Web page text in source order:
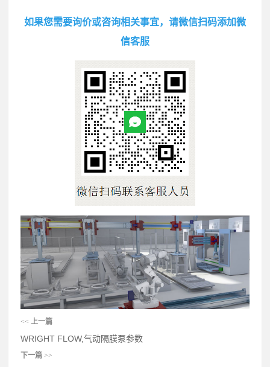
如果您需要询价或咨询相关事宜，请微信扫码添加微
信客服
<< 上一篇
WRIGHT FLOW,气动隔膜泵参数
下一篇 >>